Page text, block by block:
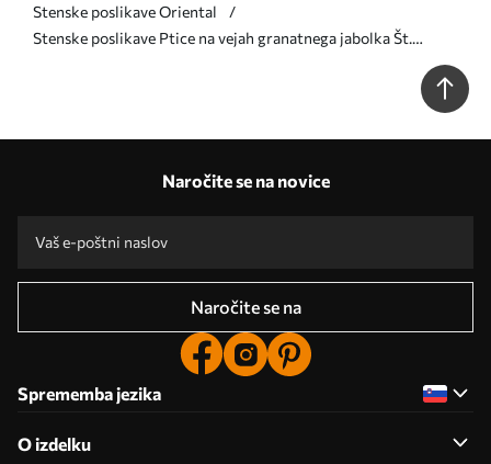
Stenske poslikave Oriental
Stenske poslikave Ptice na vejah granatnega jabolka Št.
Naročite se na novice
Naročite se na
Sprememba jezika
O izdelku